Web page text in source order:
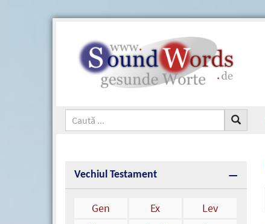
Vechiul Testament
Gen Ex
Lev